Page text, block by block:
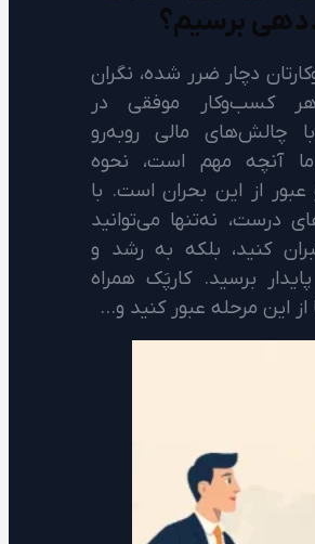
برسیم؟
دچار ضرر شده، نگران
هر کسب‌وکار موفقی در
چالش‌های مالی روبه‌رو
آنچه مهم است، نحوه
از این بحران است. با
درست، نه‌تنها می‌توانید
کنید، بلکه به رشد و
برسید. کارپَک همراه
این مرحله عبور کنید و…